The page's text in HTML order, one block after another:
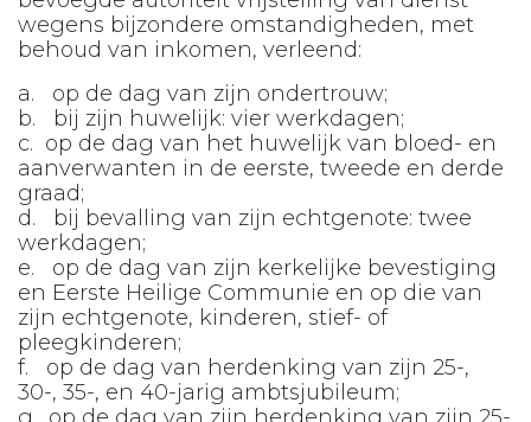
wegens bijzondere omstandigheden, met
behoud van inkomen, verleend:
a. op de dag van zijn ondertrouw;
b. bij zijn huwelijk: vier werkdagen;
c. op de dag van het huwelijk van bloed- en
aanverwanten in de eerste, tweede en derde
graad;
d. bij bevalling van zijn echtgenote: twee
werkdagen;
e. op de dag van zijn kerkelijke bevestiging
en Eerste Heilige Communie en op die van
zijn echtgenote, kinderen, stief- of
pleegkinderen;
f. op de dag van herdenking van zijn 25-,
30-, 35-, en 40-jarig ambtsjubileum;